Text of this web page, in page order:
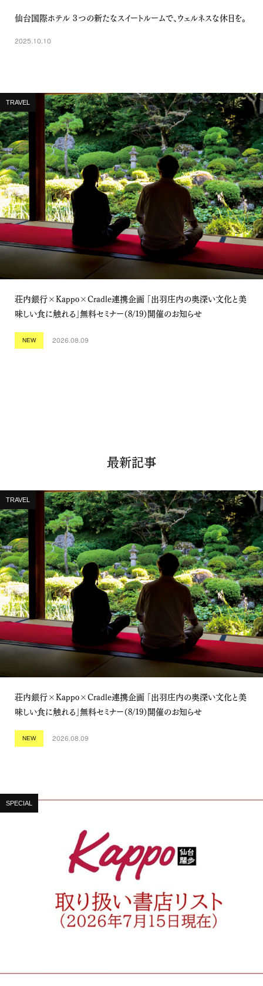
仙台国際ホテル ３つの新たなスイートルームで、ウェルネスな休日を。
2025.10.10
TRAVEL
荘内銀行×Kappo×Cradle連携企画 「出羽庄内の奥深い文化と美
味しい食に触れる」無料セミナー（8/19）開催のお知らせ
NEW 2026.08.09
最新記事
TRAVEL
荘内銀行×Kappo×Cradle連携企画 「出羽庄内の奥深い文化と美
味しい食に触れる」無料セミナー（8/19）開催のお知らせ
NEW 2026.08.09
SPECIAL